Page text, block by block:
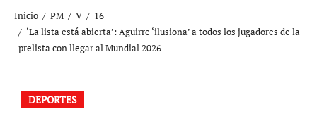
Inicio PM V
16
‘La lista está abierta’: Aguirre ‘ilusiona’ a todos los jugadores de la
prelista con llegar al Mundial 2026
DEPORTES